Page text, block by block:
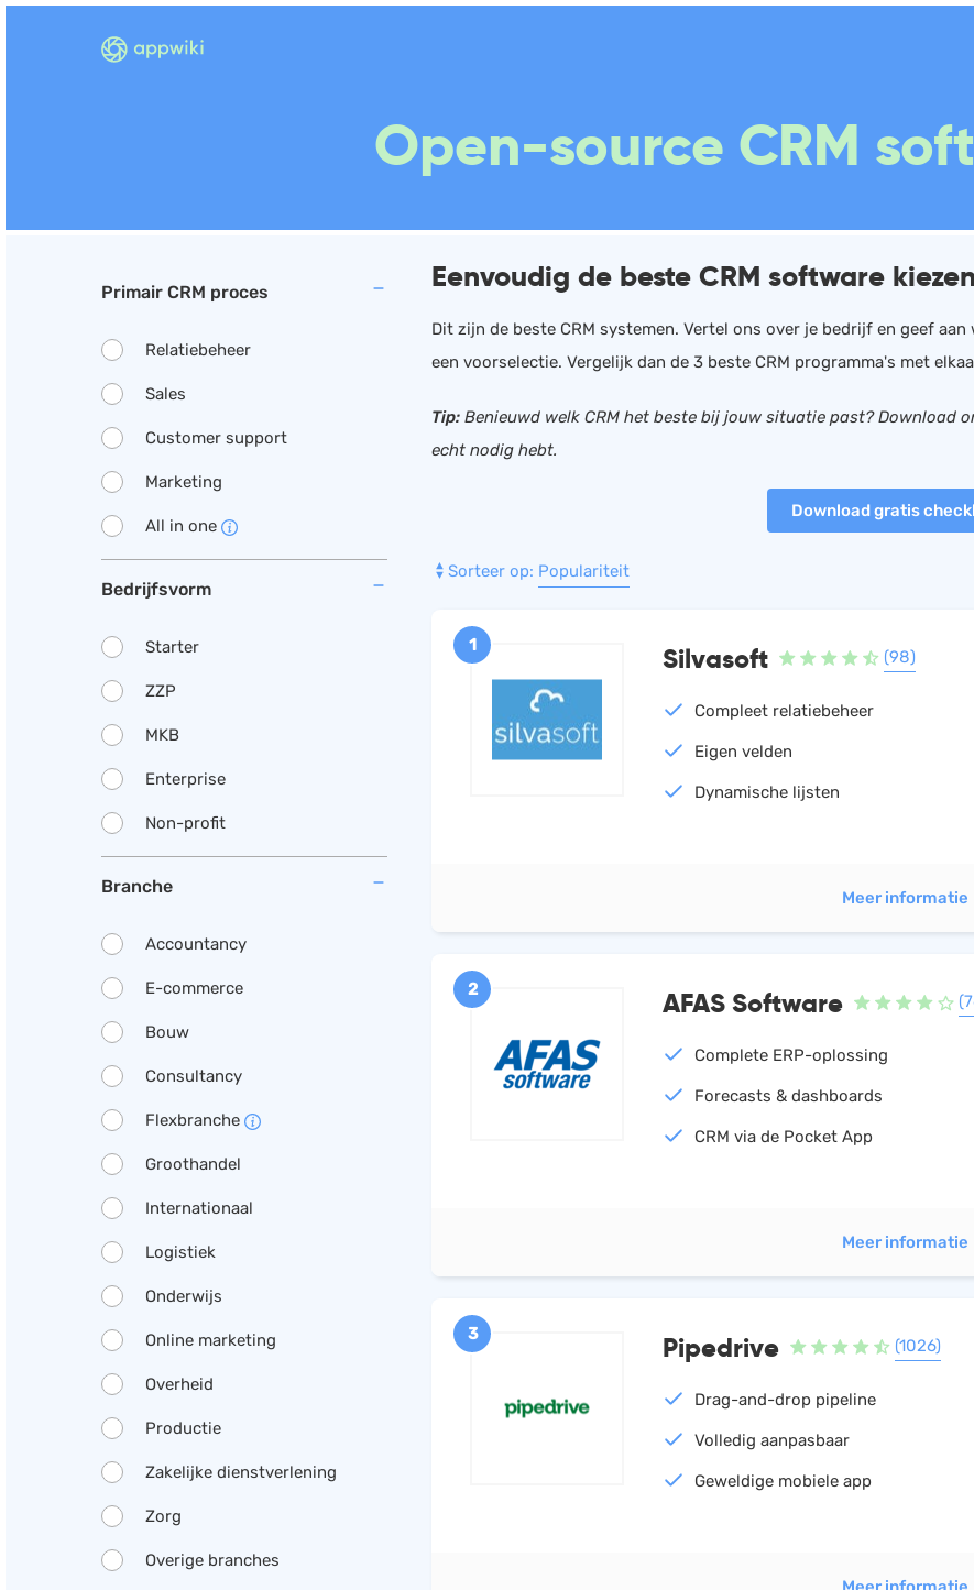
Facturatie
Incasso
CRM
Documentmanagement
Rapportage
PSP
Website
Support
Chat
Helpdesk
Open-source CRM
Eenvoudig de beste CRM software
Dit zijn de beste CRM systemen. Vertel ons over je bedrijf en geef
een voorselectie. Vergelijk dan de 3 beste CRM programma's met
Tip: Benieuwd welk CRM het beste bij jouw situatie past? Download
echt nodig hebt.
Download gratis
Sorteer op: Populariteit
1 Silvasoft (98)
Compleet relatiebeheer
Eigen velden
Dynamische lijsten
Meer informatie
2 AFAS Software
Complete ERP-oplossing
Forecasts & dashboards
CRM via de Pocket App
Meer informatie
3 Pipedrive (1026)
Drag-and-drop pipeline
Volledig aanpasbaar
Geweldige mobiele app
Primair CRM proces
Relatiebeheer
Sales
Customer support
Marketing
All in one
Bedrijfsvorm
Starter
ZZP
MKB
Enterprise
Non-profit
Branche
Accountancy
E-commerce
Bouw
Consultancy
Flexbranche
Groothandel
Internationaal
Logistiek
Onderwijs
Online marketing
Overheid
Productie
Zakelijke dienstverlening
Zorg
Overige branches